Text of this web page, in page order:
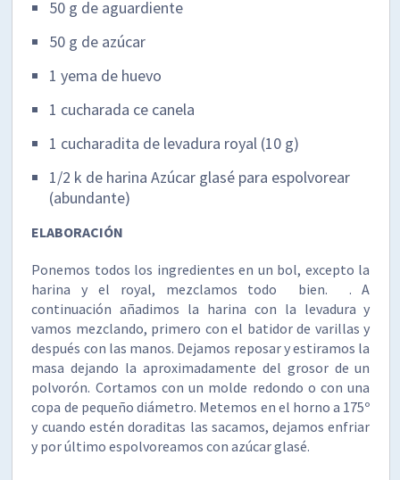
50 g de aguardiente
50 g de azúcar
1 yema de huevo
1 cucharada ce canela
1 cucharadita de levadura royal (10 g)
1/2 k de harina Azúcar glasé para espolvorear
(abundante)
ELABORACIÓN
Ponemos todos los ingredientes en un bol, excepto la
harina y el royal, mezclamos todo bien. . A
continuación añadimos la harina con la levadura y
vamos mezclando, primero con el batidor de varillas y
después con las manos. Dejamos reposar y estiramos la
masa dejando la aproximadamente del grosor de un
polvorón. Cortamos con un molde redondo o con una
copa de pequeño diámetro. Metemos en el horno a 175º
y cuando estén doraditas las sacamos, dejamos enfriar
y por último espolvoreamos con azúcar glasé.